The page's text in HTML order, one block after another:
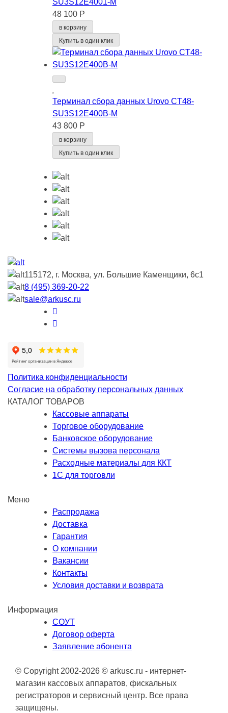
48 100 Р
в корзину
Купить в один клик
Терминал сбора данных Urovo CT48-
SU3S12E400B-M
43 800 Р
в корзину
Купить в один клик
115172, г. Москва, ул. Большие Каменщики, 6с1
8 (495) 369-20-22
sale@arkusc.ru
Политика конфиденциальности
Согласие на обработку персональных данных
КАТАЛОГ ТОВАРОВ
Кассовые аппараты
Торговое оборудование
Банковское оборудование
Системы вызова персонала
Расходные материалы для ККТ
1С для торговли
Меню
Распродажа
Доставка
Гарантия
О компании
Вакансии
Контакты
Условия доставки и возврата
Информация
СОУТ
Договор оферта
Заявление абонента
© Copyright 2002-2026 © arkusc.ru - интернет-
магазин кассовых аппаратов, фискальных
регистраторов и сервисный центр. Все права
защищены.